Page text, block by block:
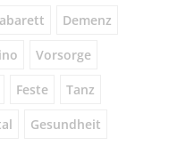
Demenz
Vorsorge
Feste Tanz
Gesundheit